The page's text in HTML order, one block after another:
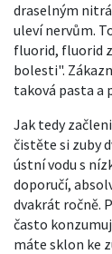
draselným
uleví nervům.
fluorid, fluorid
bolesti".
taková pasta a
Jak tedy
čistěte si zuby
ústní vodu s
doporučí,
dvakrát ročně.
často
máte sklon ke